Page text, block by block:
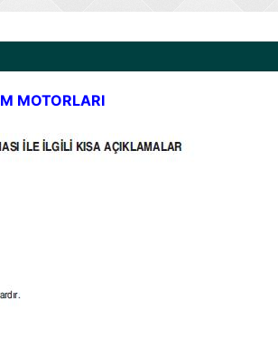
MOTORLARI